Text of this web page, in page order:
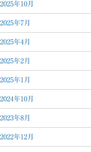
2025年10月
2025年7月
2025年4月
2025年2月
2025年1月
2024年10月
2023年8月
2022年12月